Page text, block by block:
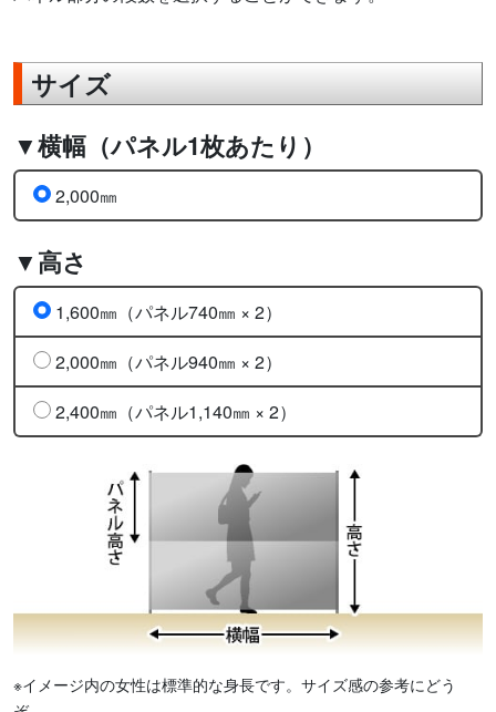
サイズ
※イメージ内の女性は標準的な身長です。サイズ感の参考にどう
▼横幅（パネル1枚あたり）
2,000㎜
▼高さ
1,600㎜（パネル740㎜ × 2）
2,000㎜（パネル940㎜ × 2）
2,400㎜（パネル1,140㎜ × 2）